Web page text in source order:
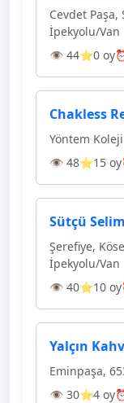
Cevdet Paşa,
İpekyolu/Van
👁 44⭐0 oy
Chakless
Yöntem
👁 48⭐15 oy
Sütçü
Şerefiye,
İpekyolu/Van
👁 40⭐10 oy
Yalçın
Eminpaşa,
👁 30⭐4 oy